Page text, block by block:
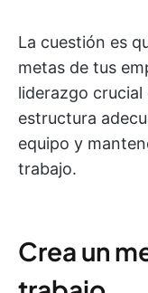
La cuestión es
metas de tus
liderazgo
estructura
equipo y
trabajo.
Crea un